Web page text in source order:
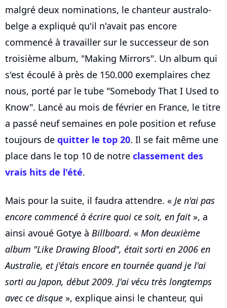
malgré deux nominations, le chanteur australo-
belge a expliqué qu'il n'avait pas encore
commencé à travailler sur le successeur de son
troisième album, "Making Mirrors". Un album qui
s'est écoulé à près de 150.000 exemplaires chez
nous, porté par le tube "Somebody That I Used to
Know". Lancé au mois de février en France, le titre
a passé neuf semaines en pole position et refuse
toujours de quitter le top 20. Il se fait même une
place dans le top 10 de notre classement des
vrais hits de l'été.
Mais pour la suite, il faudra attendre. « Je n'ai pas
encore commencé à écrire quoi ce soit, en fait», a
ainsi avoué Gotye à Billboard. « Mon deuxième
album "Like Drawing Blood", était sorti en 2006 en
Australie, et j'étais encore en tournée quand je l'ai
sorti au Japon, début 2009. J'ai vécu très longtemps
avec ce disque », explique ainsi le chanteur, qui